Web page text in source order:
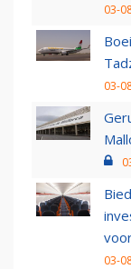
03-
03-
03-